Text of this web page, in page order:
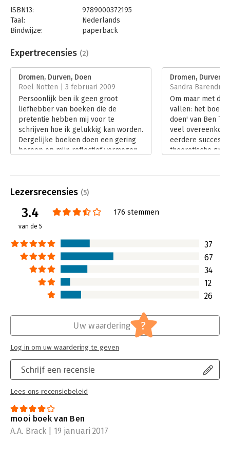
ISBN13:
9789000372195
Taal:
Nederlands
Bindwijze:
paperback
Uitgever:
Unieboek | Het Spectrum
Verschijningsdatum:
Hoofdrubriek: Persoonlijke effectiviteit
Expertrecensies (2)
Dromen, Durven, Doen
Roel Notten | 3 februari 2009
Persoonlijk ben ik geen groot
liefhebber van boeken die de
pretentie hebben mij voor te
schrijven hoe ik gelukkig kan worden.
Dergelijke boeken doen een gering
beroep op mijn reflectief vermogen
'geluk', als zou dit voor u, mij en de
Tiggelaars 'Dromen, Durven, Doen'
behoort in mijn ogen tot dezelfde
vol tips om het dagelijkse leven
makkelijker te maken. 'Hoe manage
ik mijn werk, mijn relaties en mijn
sociale leven?' was een meer
dekkende titel geweest: een mooie
handleiding die helpt bij aan het
drukke bestaan. Niets meer, niets
Lees verder
Dromen, Durven,
Sandra
Om maar met de
vallen: het boek
doen' van Ben
veel
eerdere
theoretische
'Dromen,
Lees verder
Lezersrecensies (5)
3.4
van de 5
176 stemmen
37
67
34
12
26
Schrijf een recensie
Lees ons recensiebeleid
Uw waardering ?
Log in om uw waardering te geven
mooi boek van Ben
A.A. Brack | 19 januari 2017